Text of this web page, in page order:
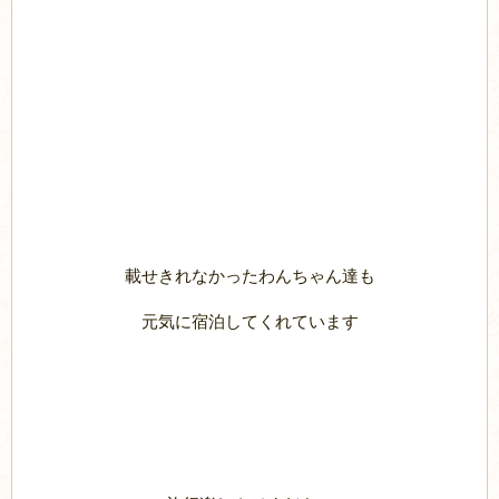
載せきれなかったわんちゃん達も
元気に宿泊してくれています